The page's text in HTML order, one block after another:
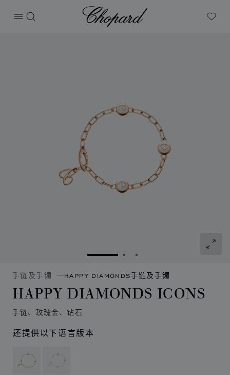
打开菜单
搜索
Chopard
My
转到幻灯片 1转到幻灯片 2
转到幻灯片 3
手链及手镯 HAPPY DIAMONDS手链及手镯
HAPPY DIAMONDS ICONS
手链、玫瑰金、钻石
还提供以下语言版本